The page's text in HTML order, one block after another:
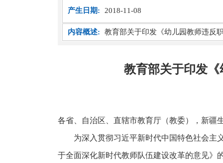
产生日期: 2018-11-08
内容概述: 教育部关于印发《幼儿园教师违反
教育部关于印发
各省、自治区、直辖市教育厅（教委），新疆
为深入贯彻习近平新时代中国特色社会主
于全面深化新时代教师队伍建设改革的意见》